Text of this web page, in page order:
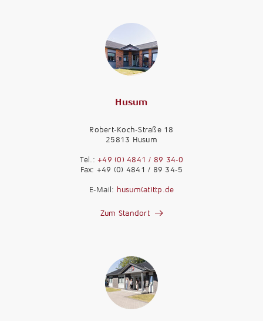
Husum
Robert-Koch-Straße 18
25813 Husum
Tel.: +49 (0) 4841 / 89 34-0
Fax: +49 (0) 4841 / 89 34-5
E-Mail: husum(at)ttp.de
Zum Standort